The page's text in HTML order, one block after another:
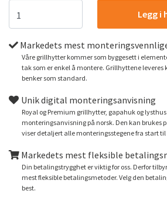
Legg i
Markedets mest
Våre grillhytter kommer som byggesett i
tak som er enkel å montere. Grillhyttene leveres
benker som standard.
Unik digital monteringsanvisning
Royal og Premium grillhytter, gapahuk og
monteringsanvisning på norsk. Den kan brukes
viser detaljert alle monteringsstegene fra start
Markedets mest fleksible
Din betalingstrygghet er viktig for oss. Derfor
mest fleksible betalingsmetoder. Velg den
best.